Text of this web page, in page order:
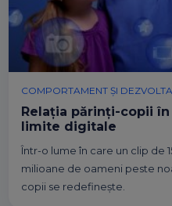
COMPORTAMENT ȘI
Relația părinți-copii
limite digitale
Într-o lume în care un clip de
milioane de oameni peste
copii se redefinește.